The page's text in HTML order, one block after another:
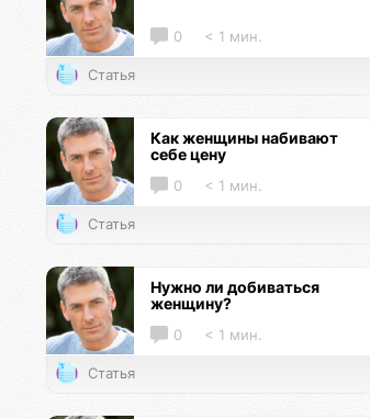
0 < 1 мин.
Статья
Как женщины набивают
себе цену
0 < 1 мин.
Статья
Нужно ли добиваться
женщину?
0 < 1 мин.
Статья